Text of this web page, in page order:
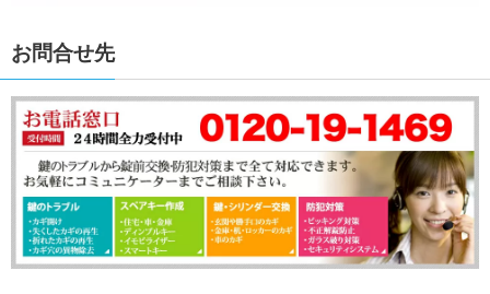
お問合せ先